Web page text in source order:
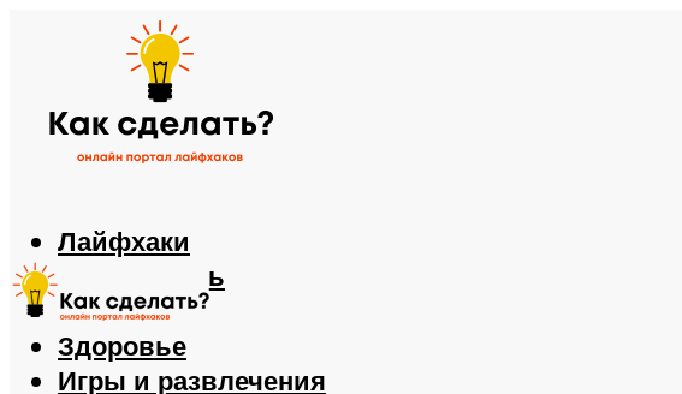
Лайфхаки
Автомобиль
Еда
Здоровье
Игры и развлечения